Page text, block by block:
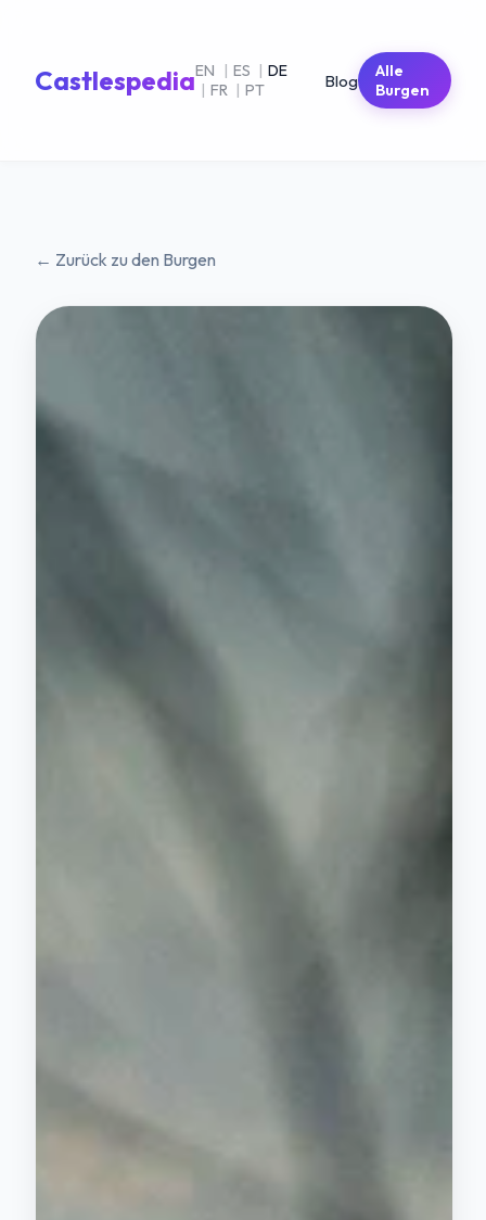
CastlespediaEN | ES | DE
| FR | PT Blog
Alle
Burgen
← Zurück zu den Burgen